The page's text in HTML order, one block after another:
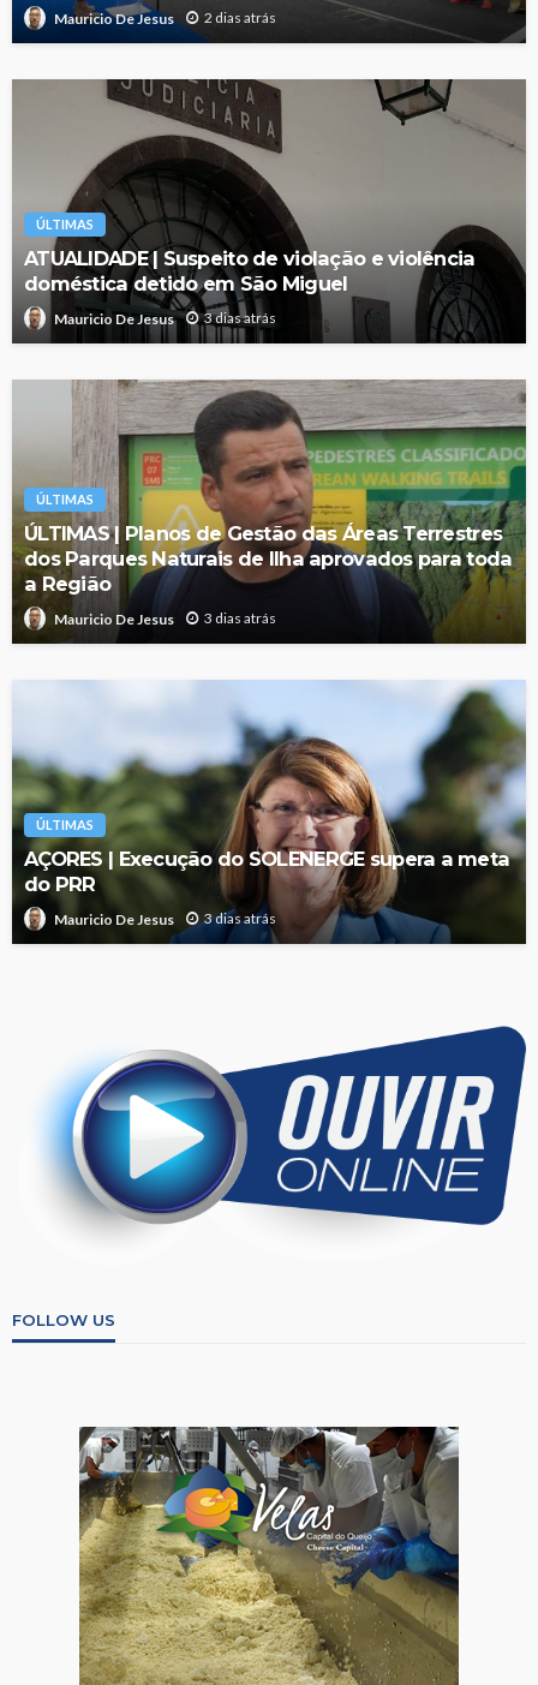
Mauricio De Jesus 2 dias atrás
ÚLTIMAS
ATUALIDADE | Suspeito de violação e violência
doméstica detido em São Miguel
Mauricio De Jesus 3 dias atrás
ÚLTIMAS
ÚLTIMAS | Planos de Gestão das Áreas Terrestres
dos Parques Naturais de Ilha aprovados para toda
a Região
Mauricio De Jesus 3 dias atrás
ÚLTIMAS
AÇORES | Execução do SOLENERGE supera a meta
do PRR
Mauricio De Jesus 3 dias atrás
FOLLOW US